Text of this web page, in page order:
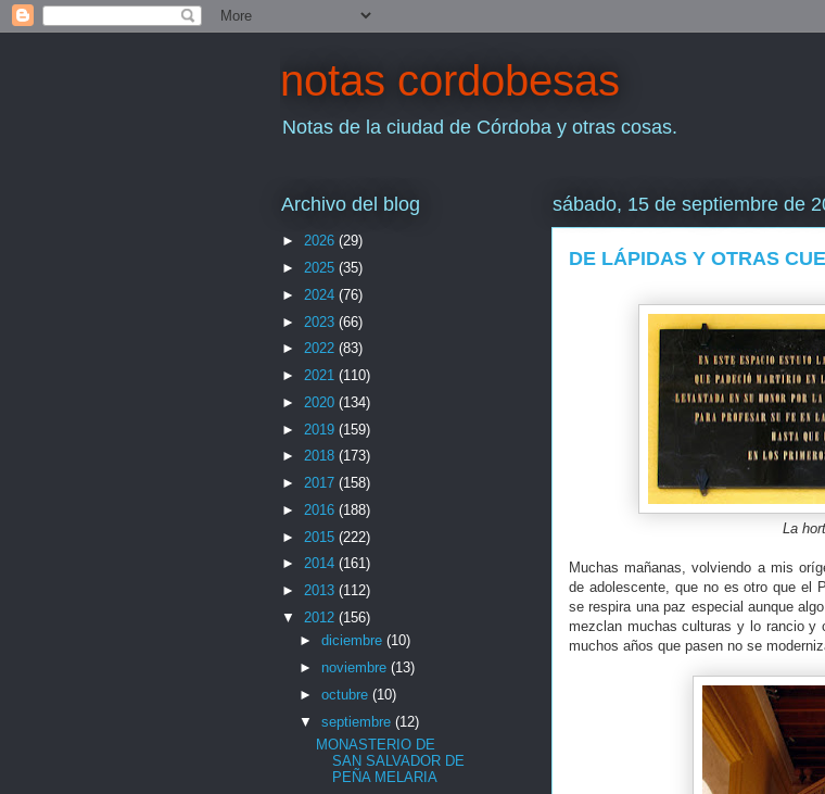
notas cordobesas
Notas de la ciudad de Córdoba y otras cosas.
sábado, 15 de septiembre de
DE LÁPIDAS Y OTRAS
La
Muchas mañanas, volviendo a mis
de adolescente, que no es otro que el
se respira una paz especial aunque
mezclan muchas culturas y lo rancio
muchos años que pasen no se
Archivo del blog
► 2026 (29)
► 2025 (35)
► 2024 (76)
► 2023 (66)
► 2022 (83)
► 2021 (110)
► 2020 (134)
► 2019 (159)
► 2018 (173)
► 2017 (158)
► 2016 (188)
► 2015 (222)
► 2014 (161)
► 2013 (112)
▼ 2012 (156)
► diciembre (10)
► noviembre (13)
► octubre (10)
▼ septiembre (12)
MONASTERIO DE
SAN SALVADOR DE
PEÑA MELARIA